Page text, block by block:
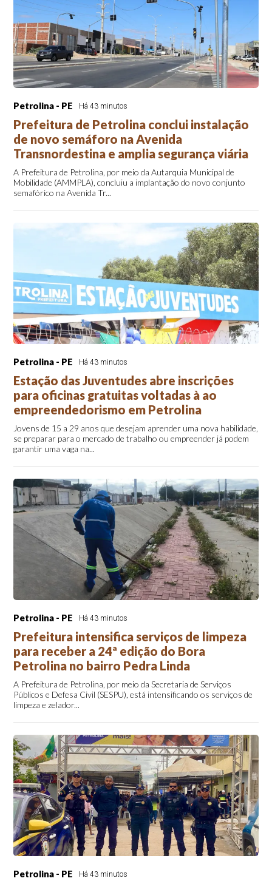
Petrolina - PE Há 43 minutos
Prefeitura de Petrolina conclui instalação
de novo semáforo na Avenida
Transnordestina e amplia segurança viária
A Prefeitura de Petrolina, por meio da Autarquia Municipal de
Mobilidade (AMMPLA), concluiu a implantação do novo conjunto
semafórico na Avenida Tr...
Petrolina - PE Há 43 minutos
Estação das Juventudes abre inscrições
para oficinas gratuitas voltadas à ao
empreendedorismo em Petrolina
Jovens de 15 a 29 anos que desejam aprender uma nova habilidade,
se preparar para o mercado de trabalho ou empreender já podem
garantir uma vaga na...
Petrolina - PE Há 43 minutos
Prefeitura intensifica serviços de limpeza
para receber a 24ª edição do Bora
Petrolina no bairro Pedra Linda
A Prefeitura de Petrolina, por meio da Secretaria de Serviços
Públicos e Defesa Civil (SESPU), está intensificando os serviços de
limpeza e zelador...
Petrolina - PE Há 43 minutos